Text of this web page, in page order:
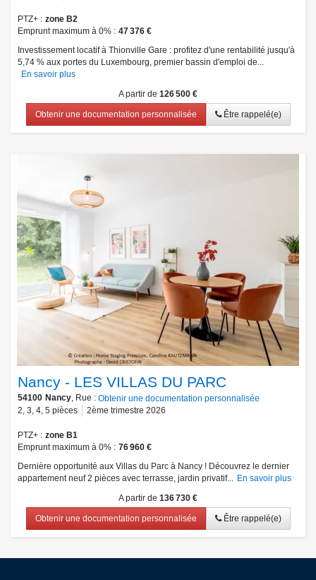
PTZ+
zone B2
Emprunt maximum à 0%
47 376 €
Investissement locatif à Thionville Gare : profitez d'une rentabilité jusqu'à
5,74 % aux portes du Luxembourg, premier bassin d'emploi de...
En savoir plus
A partir de 126 500 €
Obtenir une documentation personnalisée Être rappelé(e)
Nancy - LES VILLAS DU PARC
54100 Nancy, Rue : Obtenir une documentation personnalisée
2, 3, 4, 5 pièces 2ème trimestre 2026
PTZ+
zone B1
Emprunt maximum à 0%
76 960 €
Dernière opportunité aux Villas du Parc à Nancy ! Découvrez le dernier
appartement neuf 2 pièces avec terrasse, jardin privatif... En savoir plus
A partir de 136 730 €
Obtenir une documentation personnalisée Être rappelé(e)